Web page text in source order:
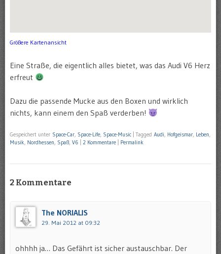
Größere Kartenansicht
Eine Straße, die eigentlich alles bietet, was das Audi V6 Herz
erfreut
Dazu die passende Mucke aus den Boxen und wirklich
nichts, kann einem den Spaß verderben!
Gespeichert unter Space-Car, Space-Life, Space-Music Tagged Audi, Hofgeismar, Leben,
Musik, Nordhessen, Spaß, V6 2 Kommentare Permalink
2 Kommentare
The NORIALIS
29. Mai 2012 at 09:32
ohhhh ja… Das Gefährt ist sicher austauschbar. Der